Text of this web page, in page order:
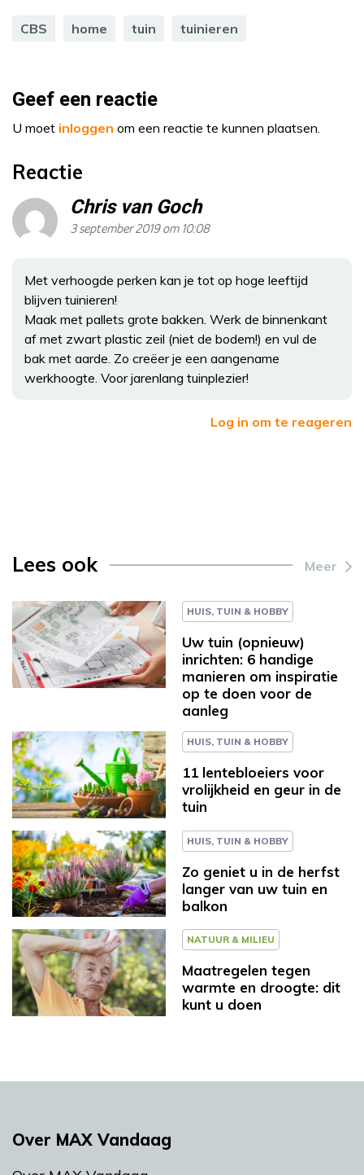
CBS home tuin tuinieren
Geef een reactie
U moet inloggen om een reactie te kunnen plaatsen.
Reactie
Chris van Goch
3 september 2019 om 10:08
Met verhoogde perken kan je tot op hoge leeftijd
blijven tuinieren!
Maak met pallets grote bakken. Werk de binnenkant
af met zwart plastic zeil (niet de bodem!) en vul de
bak met aarde. Zo creëer je een aangename
werkhoogte. Voor jarenlang tuinplezier!
Log in om te reageren
Lees ook Meer
HUIS, TUIN & HOBBY
Uw tuin (opnieuw)
inrichten: 6 handige
manieren om inspiratie
op te doen voor de
aanleg
HUIS, TUIN & HOBBY
11 lentebloeiers voor
vrolijkheid en geur in de
tuin
HUIS, TUIN & HOBBY
Zo geniet u in de herfst
langer van uw tuin en
balkon
NATUUR & MILIEU
Maatregelen tegen
warmte en droogte: dit
kunt u doen
Over MAX Vandaag